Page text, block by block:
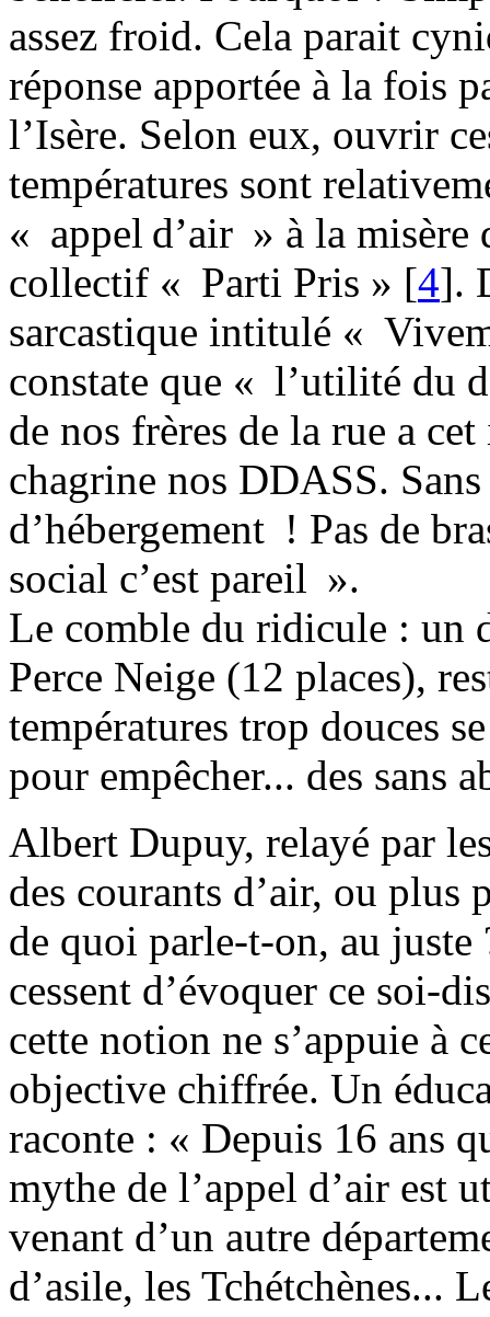
assez froid. Cela parait
réponse apportée à la fois
l’Isère. Selon eux, ouvrir
températures sont
« appel d’air » à la misère
collectif « Parti Pris » [4].
sarcastique intitulé «
constate que « l’utilité du
de nos frères de la rue a
chagrine nos DDASS.
d’hébergement ! Pas de
social c’est pareil ».
Le comble du ridicule : un
Perce Neige (12 places),
températures trop douces
pour empêcher... des sans
Albert Dupuy, relayé par
des courants d’air, ou plus
de quoi parle-t-on, au
cessent d’évoquer ce soi-
cette notion ne s’appuie à
objective chiffrée. Un
raconte : « Depuis 16 ans
mythe de l’appel d’air est
venant d’un autre
d’asile, les Tchétchènes...